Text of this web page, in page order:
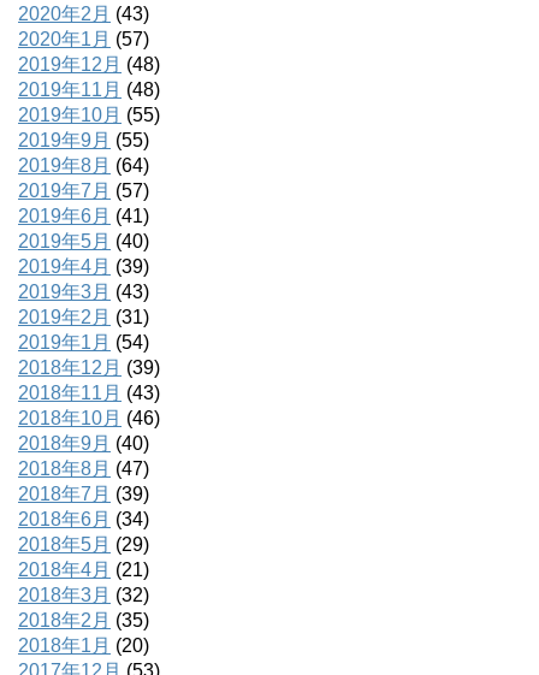
2020年2月 (43)
2020年1月 (57)
2019年12月 (48)
2019年11月 (48)
2019年10月 (55)
2019年9月 (55)
2019年8月 (64)
2019年7月 (57)
2019年6月 (41)
2019年5月 (40)
2019年4月 (39)
2019年3月 (43)
2019年2月 (31)
2019年1月 (54)
2018年12月 (39)
2018年11月 (43)
2018年10月 (46)
2018年9月 (40)
2018年8月 (47)
2018年7月 (39)
2018年6月 (34)
2018年5月 (29)
2018年4月 (21)
2018年3月 (32)
2018年2月 (35)
2018年1月 (20)
2017年12月 (53)